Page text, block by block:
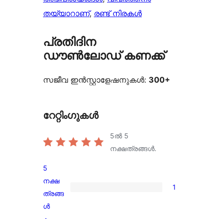
തയ്യാറാണ്, രണ്ട് നിരകൾ
പ്രതിദിന
ഡൗൺലോഡ് കണക്ക്
സജീവ ഇൻസ്റ്റാളേഷനുകൾ: 300+
റേറ്റിംഗുകൾ
5ൽ 5
നക്ഷത്രങ്ങൾ.
1
5-
5
നക്ഷ
ത്രങ്ങ
ൾ
1